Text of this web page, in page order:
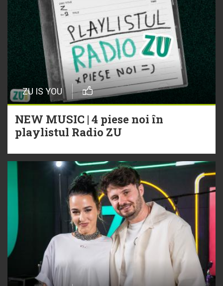
ZU IS YOU
NEW MUSIC | 4 piese noi în
playlistul Radio ZU